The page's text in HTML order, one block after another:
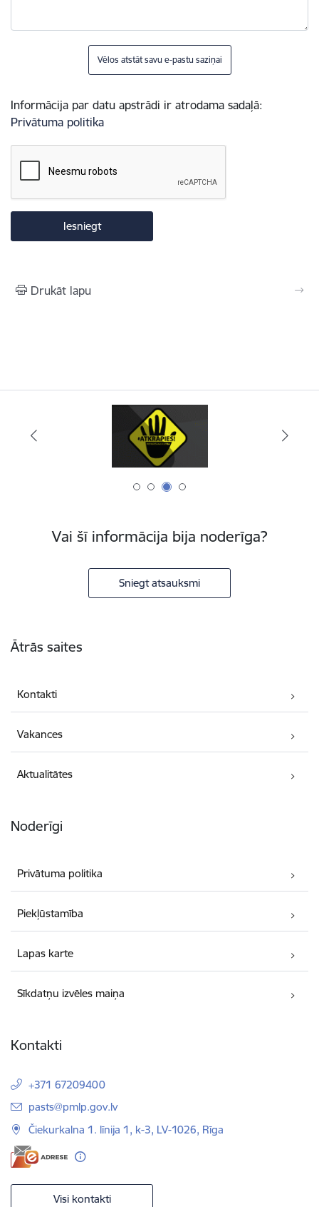
Vēlos atstāt savu e-pastu saziņai
Informācija par datu apstrādi ir atrodama sadaļā:
Privātuma politika
Drukāt lapu
Vai šī informācija bija noderīga?
Sniegt atsauksmi
Ātrās saites
Kontakti
Vakances
Aktualitātes
Noderīgi
Privātuma politika
Piekļūstamība
Lapas karte
Sīkdatņu izvēles maiņa
Kontakti
+371 67209400
E-pasts:
pasts@pmlp.gov.lv
Čiekurkalna 1. līnija 1, k-3, LV-1026, Rīga
Visi kontakti